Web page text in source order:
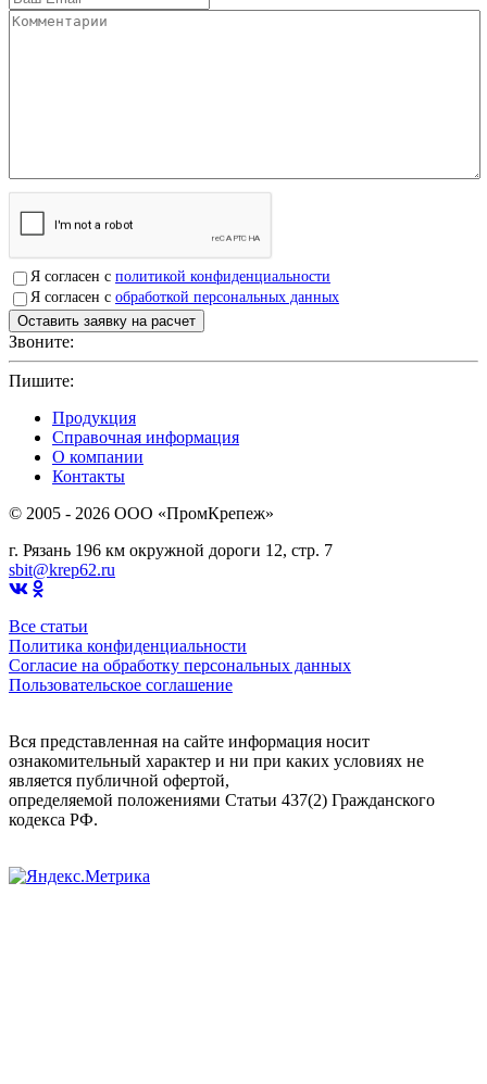
Я согласен с политикой конфиденциальности
Я согласен с обработкой персональных данных
Звоните:
Пишите:
Продукция
Справочная информация
О компании
Контакты
© 2005 - 2026 OOO «ПромКрепеж»
г. Рязань 196 км окружной дороги 12, стр. 7
sbit@krep62.ru
Все статьи
Политика конфиденциальности
Согласие на обработку персональных данных
Пользовательское соглашение
Вся представленная на сайте информация носит
ознакомительный характер и ни при каких условиях не
является публичной офертой,
определяемой положениями Статьи 437(2) Гражданского
кодекса РФ.